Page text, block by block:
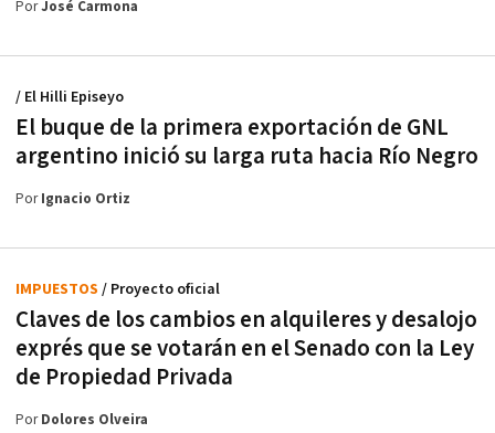
PorJosé Carmona
El buque de la primera exportación de GNL
argentino inició su larga ruta hacia Río Negro
/ El Hilli Episeyo
PorIgnacio Ortiz
Claves de los cambios en alquileres y desalojo
exprés que se votarán en el Senado con la Ley
de Propiedad Privada
IMPUESTOS / Proyecto oficial
PorDolores Olveira